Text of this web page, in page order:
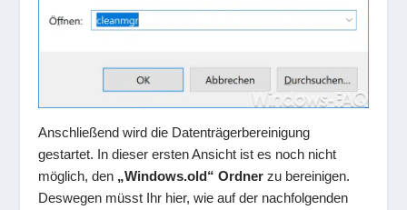
Anschließend wird die Datenträgerbereinigung
gestartet. In dieser ersten Ansicht ist es noch nicht
möglich, den „Windows.old“ Ordner zu bereinigen.
Deswegen müsst Ihr hier, wie auf der nachfolgenden